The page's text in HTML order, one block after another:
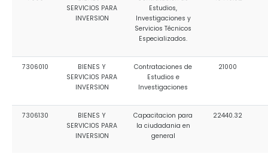
SERVICIOS PARA
INVERSION
Estudios,
Investigaciones y
Servicios Técnicos
Especializados.
7306010
BIENES Y
SERVICIOS PARA
INVERSION
Contrataciones de
Estudios e
Investigaciones
21000
7306130
BIENES Y
SERVICIOS PARA
INVERSION
Capacitacion para
la ciudadania en
general
22440.32